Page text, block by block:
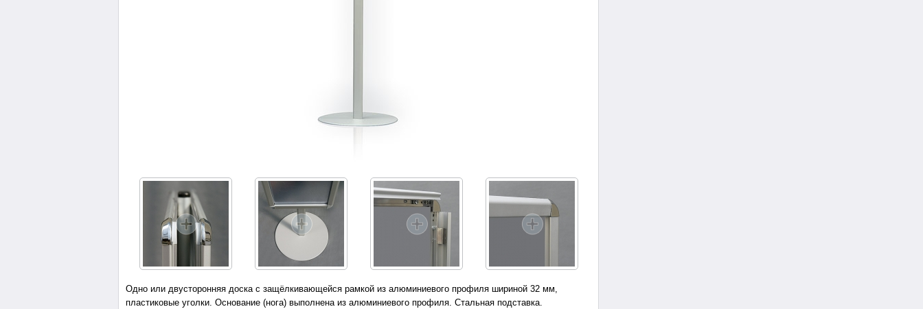
Одно или двусторонняя доска с защёлкивающейся рамкой из алюминиевого профиля шириной 32 мм,
пластиковые уголки. Основание (нога) выполнена из алюминиевого профиля. Стальная подставка.